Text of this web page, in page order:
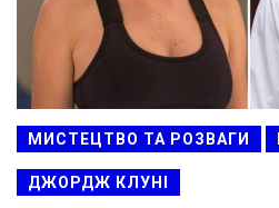
МИСТЕЦТВО ТА РОЗВАГИ
ДЖОРДЖ КЛУНІ